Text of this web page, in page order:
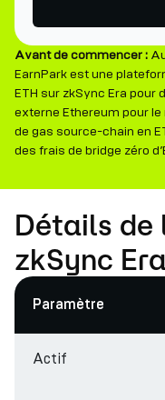
Avant de commencer :
EarnPark est une
ETH sur zkSync Era pour
externe Ethereum pour
de gas source-chain en
des frais de bridge zéro
Détails de
zkSync
Paramètre
Actif